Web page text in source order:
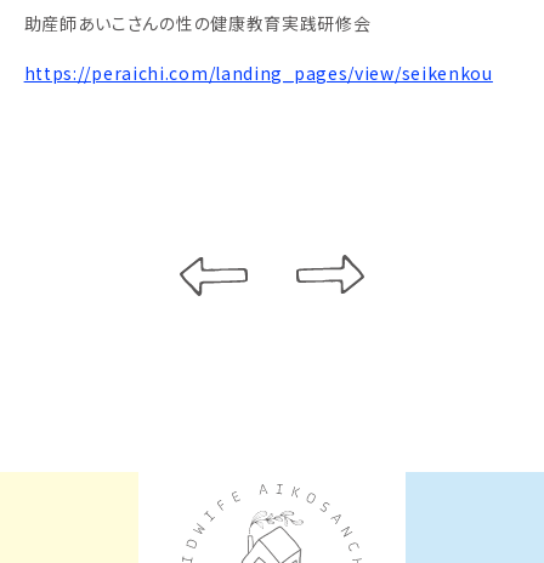
助産師あいこさんの性の健康教育実践研修会
https://peraichi.com/landing_pages/view/seikenkou